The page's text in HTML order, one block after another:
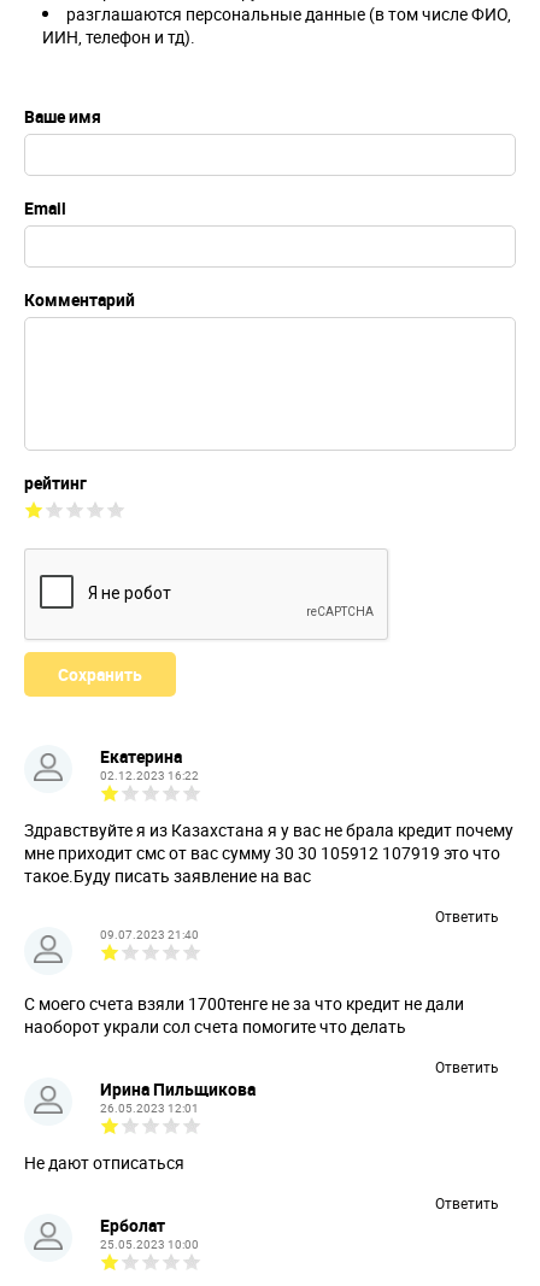
Ваше имя
Email
Комментарий
рейтинг
разглашаются персональные данные (в том числе ФИО,
ИИН, телефон и тд).
Екатерина
02.12.2023 16:22
Здравствуйте я из Казахстана я у вас не брала кредит почему
мне приходит смс от вас сумму 30 30 105912 107919 это что
такое.Буду писать заявление на вас
Ответить
09.07.2023 21:40
С моего счета взяли 1700тенге не за что кредит не дали
наоборот украли сол счета помогите что делать
Ответить
Ирина Пильщикова
26.05.2023 12:01
Не дают отписаться
Ответить
Ерболат
25.05.2023 10:00